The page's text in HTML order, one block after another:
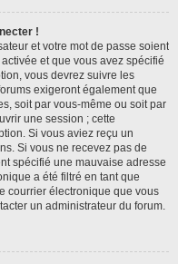
!
et votre mot de passe soient
et que vous avez spécifié
vous devrez suivre les
exigeront également que
soit par vous-même ou soit par
une session ; cette
Si vous aviez reçu un
Si vous ne recevez pas de
spécifié une mauvaise adresse
a été filtré en tant que
courrier électronique que vous
un administrateur du forum.